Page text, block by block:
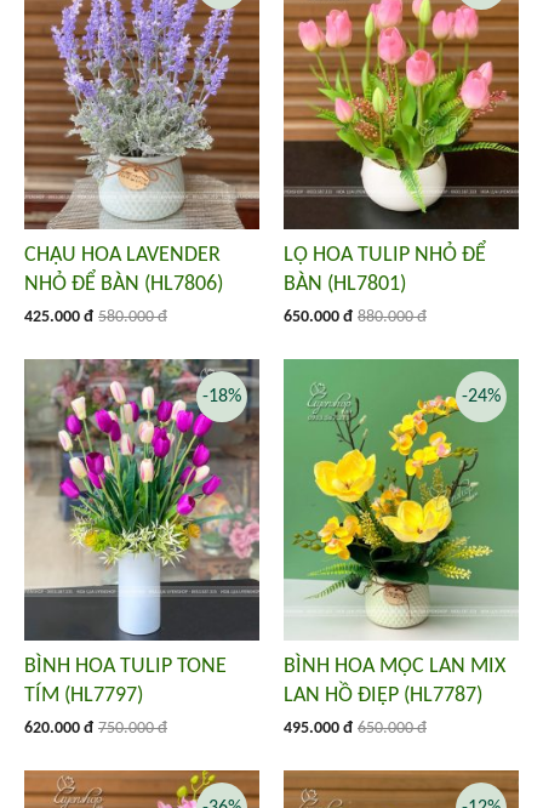
CHẬU HOA LAVENDER
NHỎ ĐỂ BÀN (HL7806)
425.000 đ 580.000 đ
LỌ HOA TULIP NHỎ ĐỂ
BÀN (HL7801)
650.000 đ 880.000 đ
BÌNH HOA TULIP TONE
TÍM (HL7797)
620.000 đ 750.000 đ
-18%
BÌNH HOA MỘC LAN MIX
LAN HỒ ĐIỆP (HL7787)
495.000 đ 650.000 đ
-24%